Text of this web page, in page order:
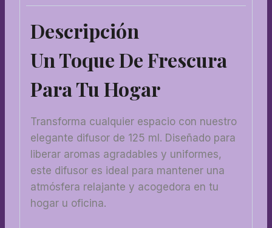
Descripción
Un Toque De Frescura
Para Tu Hogar
Transforma cualquier espacio con nuestro
elegante difusor de 125 ml. Diseñado para
liberar aromas agradables y uniformes,
este difusor es ideal para mantener una
atmósfera relajante y acogedora en tu
hogar u oficina.